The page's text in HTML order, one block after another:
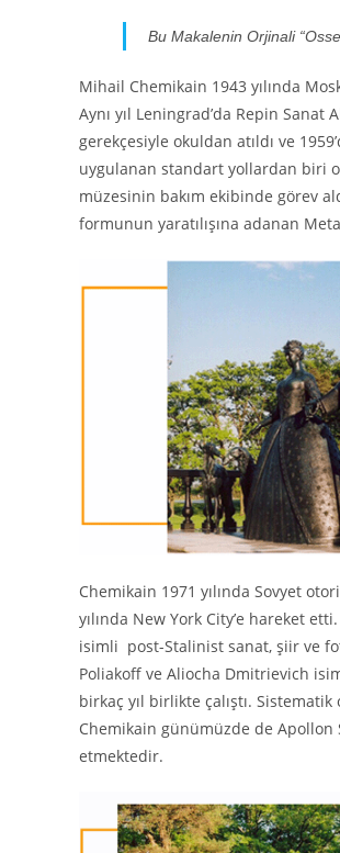
Bu Makalenin Orjinali
Mihail Chemikain 1943 yılında
Aynı yıl Leningrad’da Repin
gerekçesiyle okuldan atıldı ve
uygulanan standart yollardan biri
müzesinin bakım ekibinde görev
formunun yaratılışına adanan
Chemikain 1971 yılında Sovyet
yılında New York City’e hareket
isimli post-Stalinist sanat, şiir ve
Poliakoff ve Aliocha Dmitrievich
birkaç yıl birlikte çalıştı.
Chemikain günümüzde de Apollon
etmektedir.